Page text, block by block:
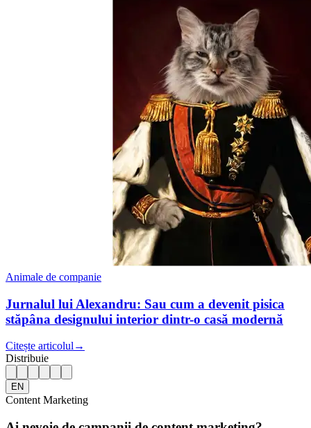
Animale de companie
Jurnalul lui Alexandru: Sau cum a devenit pisica
stăpâna designului interior dintr-o casă modernă
Citește articolul →
Distribuie
EN
Content Marketing